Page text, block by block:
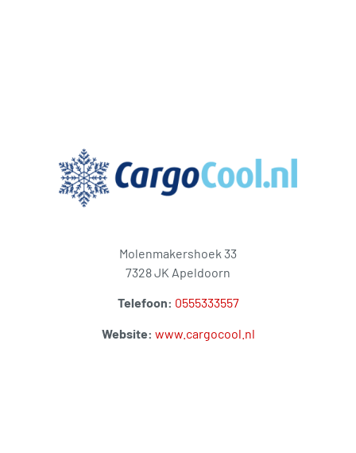
Molenmakershoek 33
7328 JK Apeldoorn
Telefoon: 0555333557
Website: www.cargocool.nl